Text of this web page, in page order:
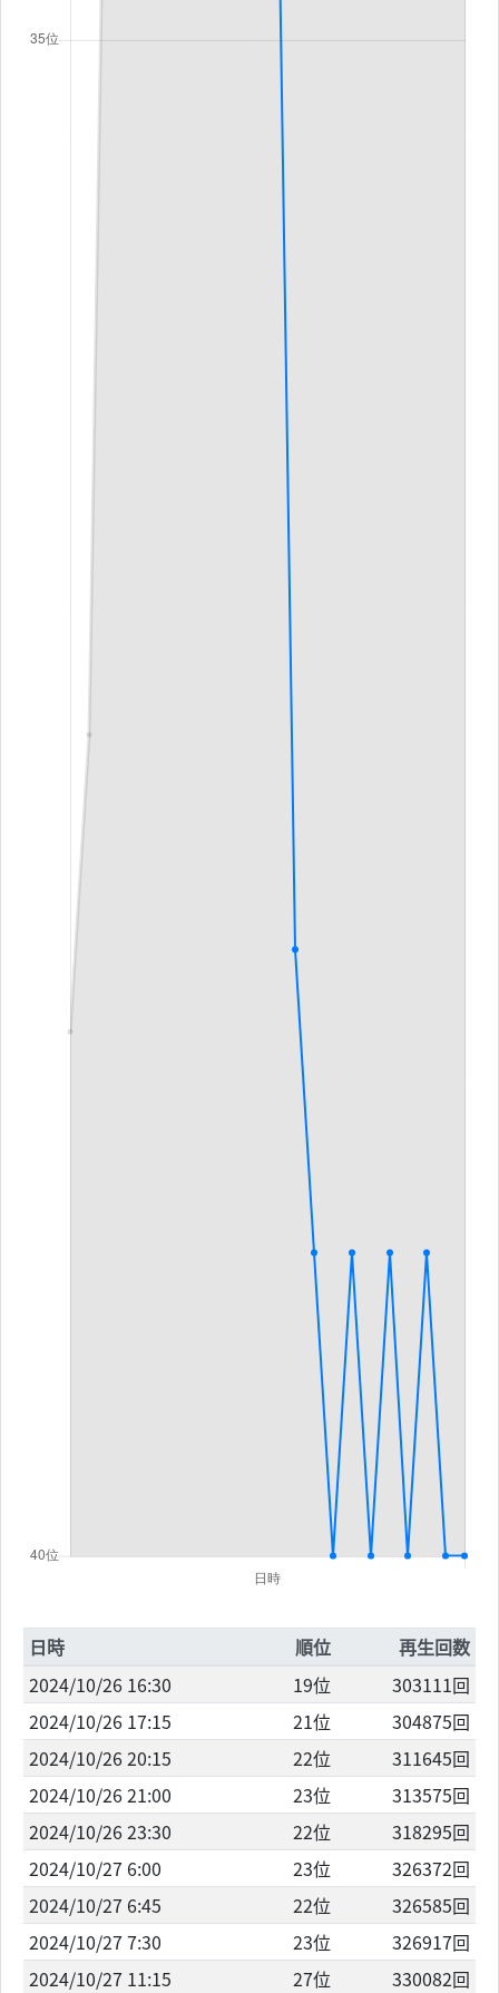
日時 順位
再生回数
2024/10/26 16:30
19位
303111回
2024/10/26 17:15
21位
304875回
2024/10/26 20:15
22位
311645回
2024/10/26 21:00
23位
313575回
2024/10/26 23:30
22位
318295回
2024/10/27 6:00
23位
326372回
2024/10/27 6:45
22位
326585回
2024/10/27 7:30
23位
326917回
2024/10/27 11:15
27位
330082回